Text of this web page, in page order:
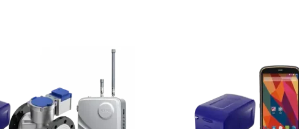
商务合作